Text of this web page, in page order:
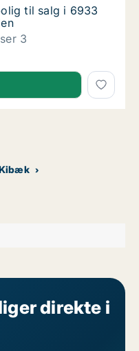
til salg i 6933
til salg i 6933
3
til salg i 6933
direkte i